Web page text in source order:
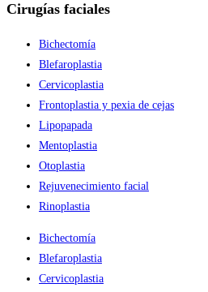
Cirugías faciales
Bichectomía
Blefaroplastia
Cervicoplastia
Frontoplastia y pexia de cejas
Lipopapada
Mentoplastia
Otoplastia
Rejuvenecimiento facial
Rinoplastia
Bichectomía
Blefaroplastia
Cervicoplastia